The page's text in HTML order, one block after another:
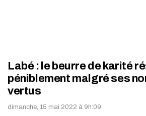
Labé : le beurre de karité
péniblement malgré ses
vertus
dimanche, 15 mai 2022 à 9h:09